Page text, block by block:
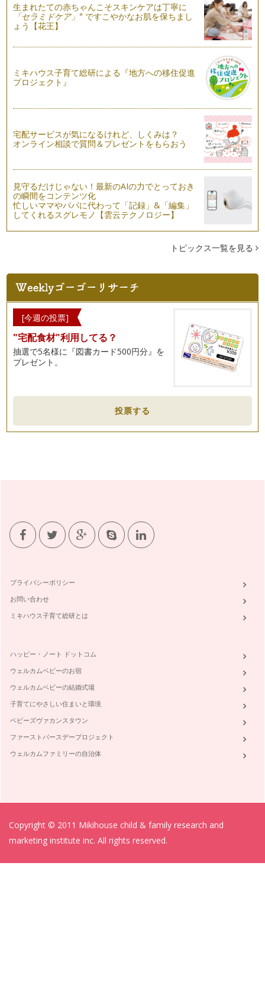
白くてふわふわのパン。大人も子どもも、食べやすくてパクパ
ク。 普段よりも低温で焼い…
雪が降る季節ですね。森の中の切り株にも雪が積もって幻想的
「クリスマスツリーパン」レシピ
クリスマスも、もう間近。サンタさんの訪れが待ち遠しい季
節。 前回のクリスマスリース…
「クリスマスリースパン」レシピ
もうすぐ、みんなの大好きなクリスマス。サンタさん来てくれ
「りんごパン」レシピ
ころころ、ころころ生地を丸めて・・・手のひらサイズのかわ
いい、りんごを作ろう。 …
「カレーパン」レシピ
少し肌寒い季節になってきました。子どもたち大好きなカレー
ライス。沢山作りすぎて、残った次の…
「かぼちゃパン」レシピ
10月末はハロウィン。。。 みんなで集まってハロウィンパー
ティー・・・かぼちゃパン…
「フワス～はっぱのパン」レシピ
夏が終わって・・・少し涼しい日も出てきたね。涼しい風が、
夏も、終わりに近づいてきました。最後の思い出に、みんなが
大好きなメロンパンをカメにアレンジ…
穫できるお野菜はたくさん。そんな夏…
「海の動物パン」レシピ
お外で遊べない・・・そんな日にはみんなで「てるてるぼうず
パン」作り。 てるてるぼう…
生まれたての赤ちゃんこそスキンケアは丁寧に
「セラミドケア」※ ですこやかなお肌を保ちまし
ょう【花王】
ミキハウス子育て総研による『地方への移住促進
プロジェクト』
宅配サービスが気になるけれど、しくみは？
オンライン相談で質問＆プレゼントをもらおう
見守るだけじゃない！最新のAIの力でとっておき
の瞬間をコンテンツ化
忙しいママやパパに代わって「記録」&「編集」
してくれるスグレモノ【雲云テクノロジー】
トピックス一覧を見る
[今週の投票]
"宅配食材"利用してる？
抽選で5名様に『図書カード500円分』を
プレゼント。
投票する
プライバシーポリシー
お問い合わせ
ミキハウス子育て総研とは
ハッピー・ノート ドットコム
ウェルカムベビーのお宿
ウェルカムベビーの結婚式場
子育てにやさしい住まいと環境
ベビーズヴァカンスタウン
ファーストバースデープロジェクト
ウェルカムファミリーの自治体
Copyright © 2011 Mikihouse child & family research and
marketing institute inc. All rights reserved.